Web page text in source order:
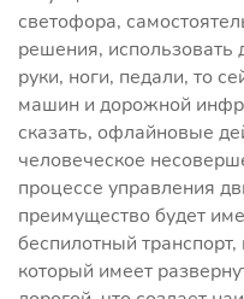
светофора,
решения, использовать
руки, ноги, педали, то
машин и дорожной
сказать, офлайновые
человеческое
процессе управления
преимущество будет
беспилотный
который имеет